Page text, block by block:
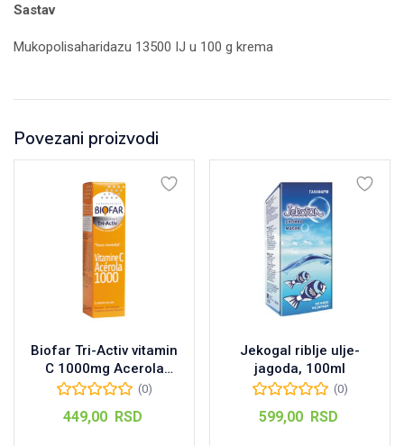
Sastav
Mukopolisaharidazu 13500 IJ u 100 g krema
Povezani proizvodi
Biofar Tri-Activ vitamin
C 1000mg Acerola
šumeće tablete, 15kom
(0)
449,00 RSD
Jekogal riblje ulje-
jagoda, 100ml
(0)
599,00 RSD